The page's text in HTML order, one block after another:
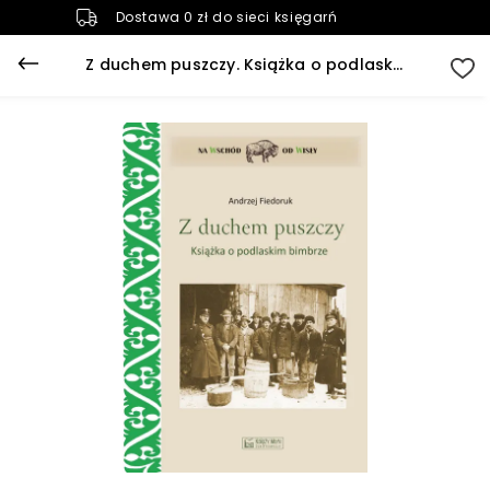
Dostawa 0 zł do sieci księgarń
Z duchem puszczy. Książka o podlaskim bimbrze